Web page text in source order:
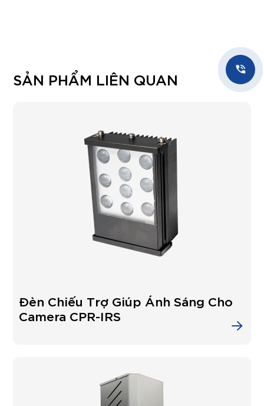
SẢN PHẨM LIÊN QUAN
Đèn Chiếu Trợ Giúp Ánh Sáng Cho
Camera CPR-IRS